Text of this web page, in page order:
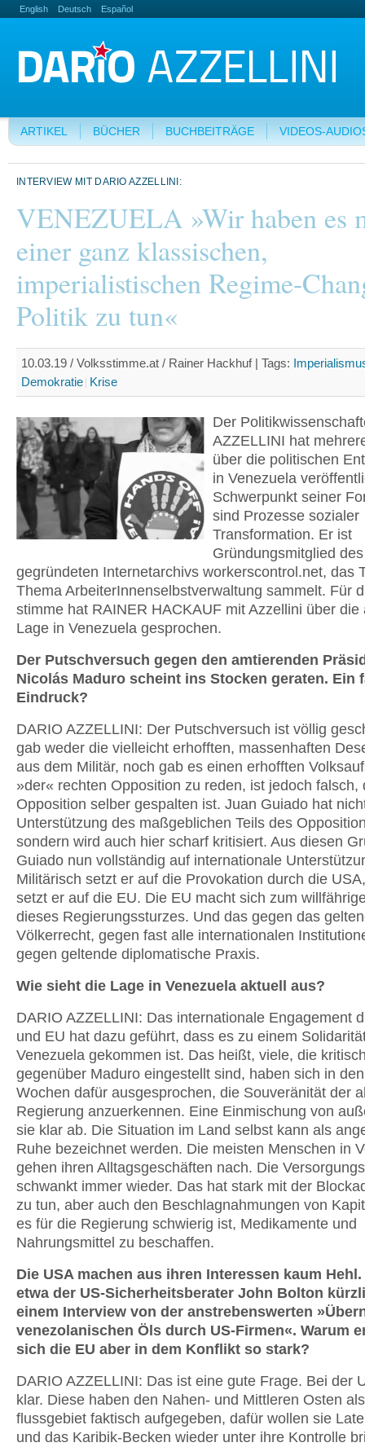
English Deutsch Español
ARTIKEL BÜCHER BUCHBEITRÄGE VIDEOS-
INTERVIEW MIT DARIO AZZELLINI:
VENEZUELA »Wir haben es
einer ganz klassischen,
imperialistischen Regime-
Politik zu tun«
10.03.19 / Volksstimme.at / Rainer Hackhuf | Tags:
Demokratie Krise
Der
AZZELLINI hat
über die politischen
in Venezuela
Schwerpunkt seiner
sind Prozesse sozialer
Transformation. Er ist
Gründungsmitglied
gegründeten Internetar­chivs workerscontrol.net, das
Thema Arbei­terInnenselbstverwaltung sammelt. Für
stimme hat RAINER HACKAUF mit Azzellini über die
Lage in Venezuela gesprochen.
Der Putschversuch gegen den amtieren­den
Nicolás Maduro scheint ins Stocken geraten. Ein
Ein­druck?
DARIO AZZELLINI: Der Putschversuch ist völlig
gab weder die viel­leicht erhofften, massenhaften
aus dem Militär, noch gab es einen erhoff­ten
»der« rechten Opposition zu reden, ist jedoch falsch,
Opposition selber gespalten ist. Juan Guiado hat
Unterstützung des maßgeblichen Teils des
sondern wird auch hier scharf kriti­siert. Aus diesen
Guiado nun vollständig auf internationale
Militärisch setzt er auf die Provoka­tion durch die
setzt er auf die EU. Die EU macht sich zum
dieses Regierungssturzes. Und das gegen das
Völkerrecht, gegen fast alle internationalen
gegen geltende diplomatische Praxis.
Wie sieht die Lage in Venezuela aktuell aus?
DARIO AZZELLINI: Das internationale Engagement
und EU hat dazu geführt, dass es zu einem
Venezuela gekommen ist. Das heißt, viele, die
gegenüber Maduro einge­stellt sind, haben sich in
Wochen dafür ausgesprochen, die Souverä­nität der
Regierung anzuerken­nen. Eine Einmischung von
sie klar ab. Die Situation im Land selbst kann als
Ruhe bezeichnet werden. Die meisten Menschen in
gehen ihren Alltagsgeschäften nach. Die
schwankt immer wieder. Das hat stark mit der
zu tun, aber auch den Beschlag­nahmungen von
es für die Regierung schwierig ist, Medikamente und
Nahrungsmittel zu beschaffen.
Die USA machen aus ihren Interessen kaum
etwa der US-Sicherheitsberater John Bolton
einem Interview von der anstrebens­werten
venezolani­schen Öls durch US-Firmen«. Warum
sich die EU aber in dem Kon­flikt so stark?
DARIO AZZELLINI: Das ist eine gute Frage. Bei der
klar. Diese haben den Nahen- und Mittleren Osten
flussgebiet faktisch aufgegeben, dafür wol­len sie
und das Karibik-Becken wieder unter ihre Kontrolle